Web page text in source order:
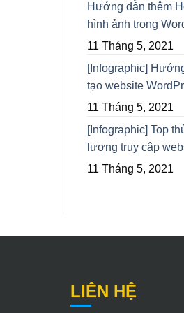
Hướng dẫn thêm
hình ảnh trong
11 Tháng 5, 2021
[Infographic]
tạo website
11 Tháng 5, 2021
[Infographic] Top
lượng truy cập
11 Tháng 5, 2021
LIÊN HỆ